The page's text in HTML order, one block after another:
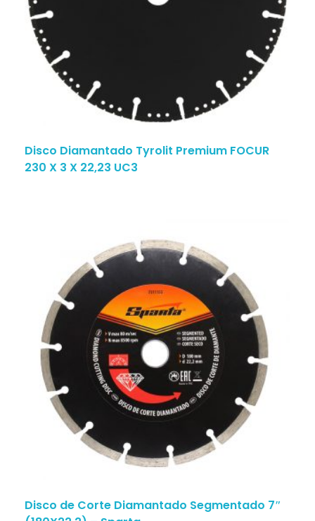
Disco Diamantado Tyrolit Premium FOCUR
230 X 3 X 22,23 UC3
Disco de Corte Diamantado Segmentado 7″